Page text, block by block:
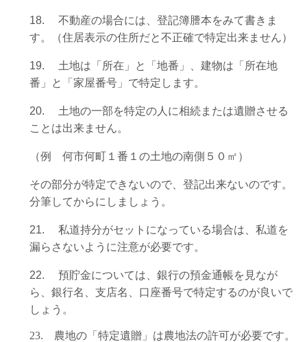
18.
不動産の場合には、登記簿謄本をみて書きま
す。（住居表示の住所だと不正確で特定出来ません）
19.
土地は「所在」と「地番」、建物は「所在地
番」と「家屋番号」で特定します。
20.
土地の一部を特定の人に相続または遺贈させる
ことは出来ません。
（例 何市何町１番１の土地の南側５０㎡）
その部分が特定できないので、登記出来ないのです。
分筆してからにしましょう。
21.
私道持分がセットになっている場合は、私道を
漏らさないように注意が必要です。
22.
預貯金については、銀行の預金通帳を見なが
ら、銀行名、支店名、口座番号で特定するのが良いで
しょう。
23. 農地の「特定遺贈」は農地法の許可が必要です。